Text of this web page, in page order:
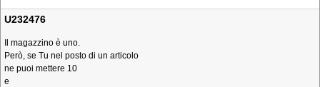
U232476
Il magazzino è uno.
Però, se Tu nel posto di un articolo
ne puoi mettere 10
e